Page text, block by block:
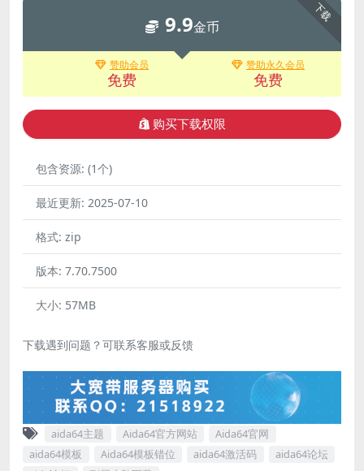
下载
9.9金币
赞助会员
免费
赞助永久会员
免费
购买下载权限
包含资源: (1个)
最近更新: 2025-07-10
格式: zip
版本: 7.70.7500
大小: 57MB
下载遇到问题？可联系客服或反馈
aida64主题 Aida64官方网站
Aida64官网
aida64模板
Aida64模板错位 aida64激活码
aida64论坛